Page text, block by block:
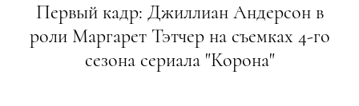
Первый кадр: Джиллиан Андерсон в
роли Маргарет Тэтчер на съемках 4-го
сезона сериала "Корона"